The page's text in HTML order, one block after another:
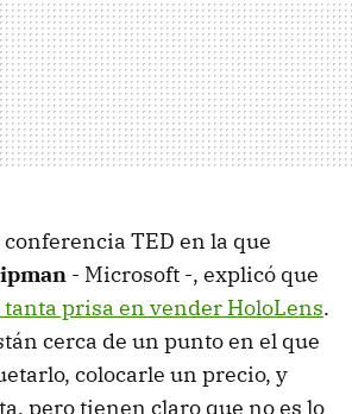
TED en la que
- Microsoft -, explicó que
prisa en vender HoloLens.
cerca de un punto en el que
colocarle un precio, y
pero tienen claro que no es lo